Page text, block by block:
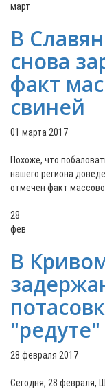
март
В
снова
факт
свиней
01 марта 2017
Похоже, что
нашего региона
отмечен факт
28
фев
В
28 февраля 2017
Сегодня, 28 февраля,